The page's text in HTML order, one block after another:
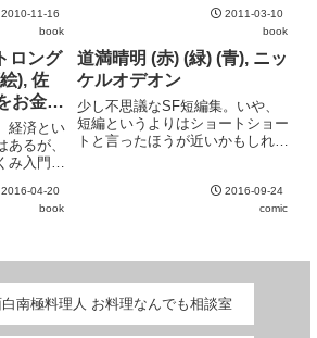
任編
ろし日
実験的作
い印象。
った、あ
2010-11-16
book
トリック試論" が妙に質が高い。
2011-03-10
book
ロング
), 佐
お金に
経済とい
るが、
み入門書
2016-04-20
book
道満晴明 (赤) (緑) (青), ニッ
ケルオデオン
少し不思議なSF短編集。いや、
短編というよりはショートショー
トと言ったほうが近いかもしれな
中期の緑に完成度の高い作品が多
2016-09-24
comic
南極料理人 お料理なんでも相談室